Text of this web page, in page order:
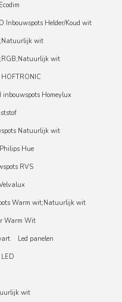
Inbouwspots Helder/Koud wit
wit
wit
inbouwspots Homeylux
Natuurlijk wit
Hue
RVS
Warm wit;Natuurlijk wit
Warm Wit
Led panelen
wit